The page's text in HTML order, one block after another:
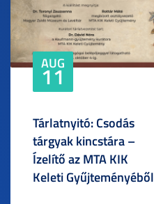
AUG
11
Tárlatnyitó: Csodás
tárgyak kincstára –
Ízelítő az MTA KIK
Keleti Gyűjteményéből